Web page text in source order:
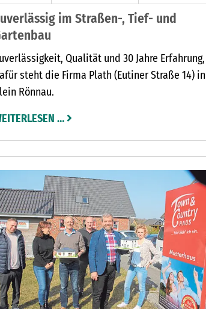
im Straßen-, Tief- und
Qualität und 30 Jahre Erfahrung,
steht die Firma Plath (Eutiner Straße 14) in
Rönnau.
…